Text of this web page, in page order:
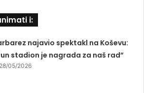
i:
najavio spektakl na Koševu:
stadion je nagrada za naš rad”
28/05/2026